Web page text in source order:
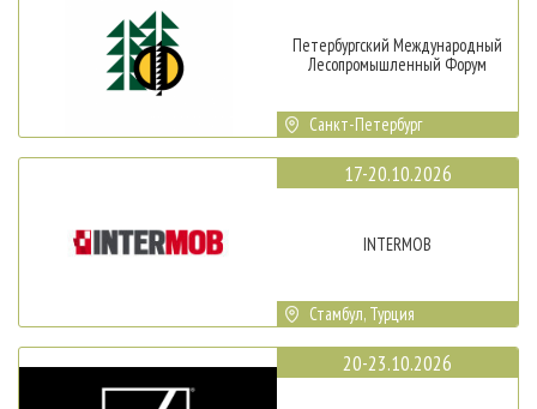
Петербургский Международный
Лесопромышленный Форум
Санкт-Петербург
17-20.10.2026
INTERMOB
Стамбул, Турция
20-23.10.2026